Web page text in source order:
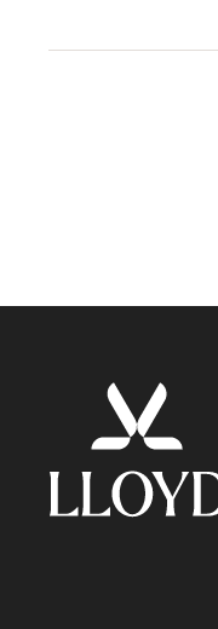
Délai de